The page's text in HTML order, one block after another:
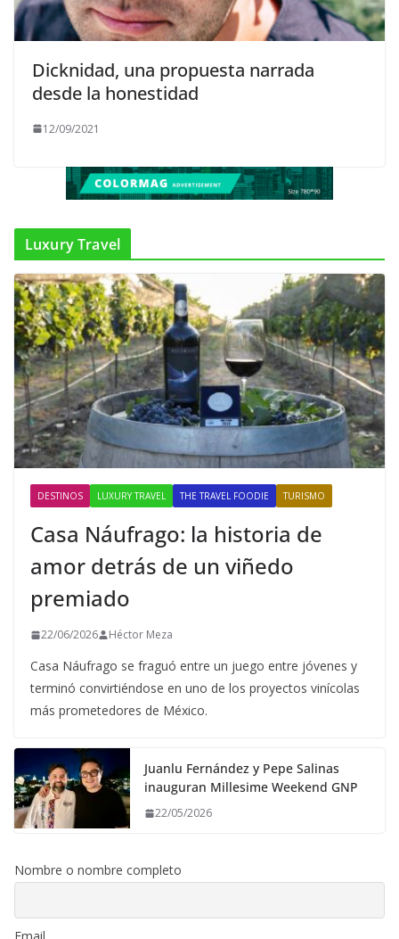
Dicknidad, una propuesta narrada
desde la honestidad
12/09/2021
Luxury Travel
DESTINOS LUXURY TRAVEL THE TRAVEL FOODIE TURISMO
Casa Náufrago: la historia de
amor detrás de un viñedo
premiado
22/06/2026 Héctor Meza
Casa Náufrago se fraguó entre un juego entre jóvenes y
terminó convirtiéndose en uno de los proyectos vinícolas
más prometedores de México.
Juanlu Fernández y Pepe Salinas
inauguran Millesime Weekend GNP
22/05/2026
Nombre o nombre completo
Email